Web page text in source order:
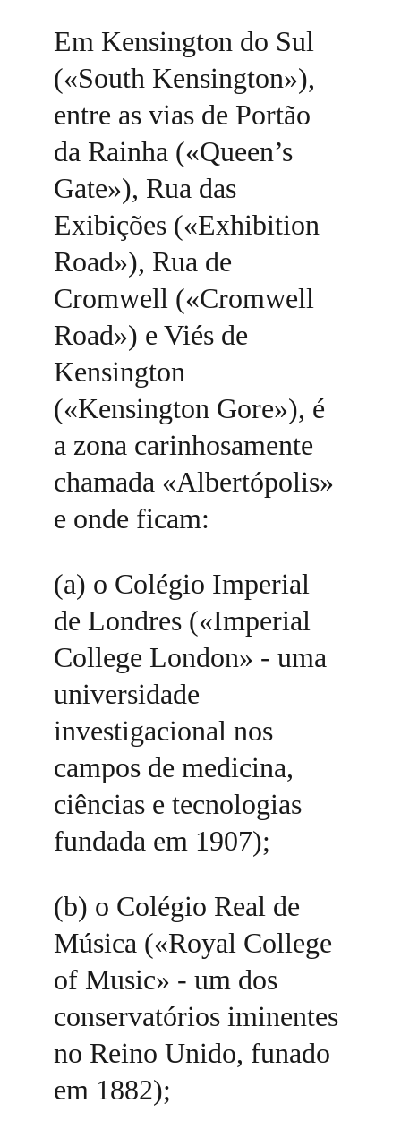
Em Kensington do Sul
(«South Kensington»),
entre as vias de Portão
da Rainha («Queen’s
Gate»), Rua das
Exibições («Exhibition
Road»), Rua de
Cromwell («Cromwell
Road») e Viés de
Kensington
(«Kensington Gore»), é
a zona carinhosamente
chamada «Albertópolis»
e onde ficam:
(a) o Colégio Imperial
de Londres («Imperial
College London» - uma
universidade
investigacional nos
campos de medicina,
ciências e tecnologias
fundada em 1907);
(b) o Colégio Real de
Música («Royal College
of Music» - um dos
conservatórios iminentes
no Reino Unido, funado
em 1882);